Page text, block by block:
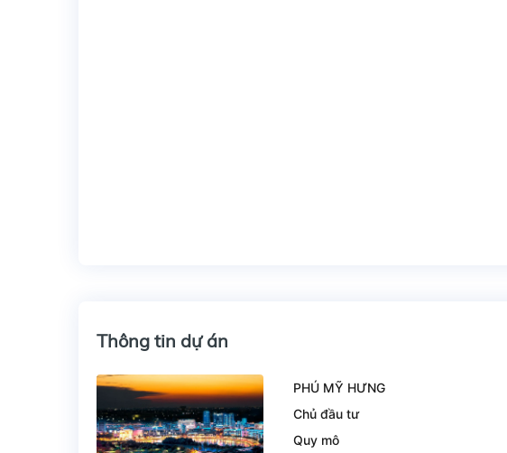
Thông tin dự án
PHÚ MỸ HƯNG
Chủ đầu tư
Quy mô